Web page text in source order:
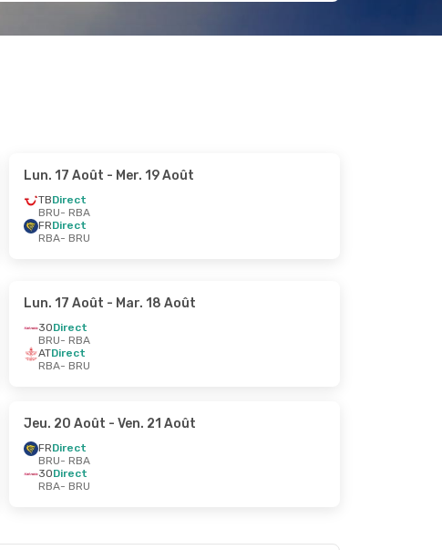
Lun. 17 Août - Mer. 19 Août
TBDirect
BRU- RBA
FRDirect
RBA- BRU
Lun. 17 Août - Mar. 18 Août
3ODirect
BRU- RBA
ATDirect
RBA- BRU
Jeu. 20 Août - Ven. 21 Août
FRDirect
BRU- RBA
3ODirect
RBA- BRU